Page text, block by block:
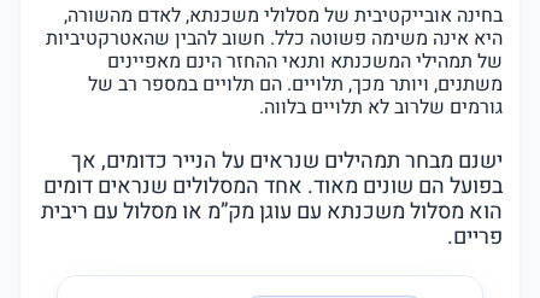
בחינה אובייקטיבית של מסלולי משכנתא, לאדם מהשורה,
היא אינה משימה פשוטה כלל. חשוב להבין שהאטרקטיביות
של תמהילי המשכנתא ותנאי ההחזר הינם מאפיינים
משתנים, ויותר מכך, תלויים. הם תלויים במספר רב של
גורמים שלרוב לא תלויים בלווה.
ישנם מבחר תמהילים שנראים על הנייר כדומים, אך
בפועל הם שונים מאוד. אחד המסלולים שנראים דומים
הוא מסלול משכנתא עם עוגן מק”מ או מסלול עם ריבית
פריים.